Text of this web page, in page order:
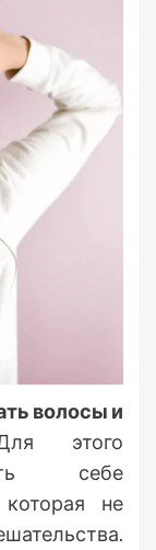
волосы и
этого
себе
не